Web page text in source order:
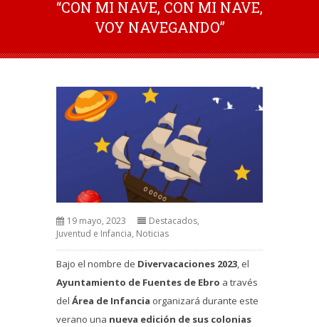
“CON MI NAVE, CON MI NAVE,
VOY NAVEGANDO”
19 mayo, 2023 Destacados,
Juventud e Infancia, Noticias
Bajo el nombre de Divervacaciones 2023, el
Ayuntamiento de Fuentes de Ebro a través
del Área de Infancia organizará durante este
verano una nueva edición de sus colonias